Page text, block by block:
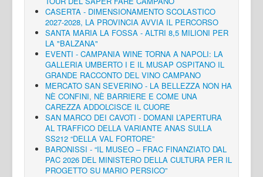
CASERTA - DIMENSIONAMENTO SCOLASTICO
2027-2028, LA PROVINCIA AVVIA IL PERCORSO
SANTA MARIA LA FOSSA - ALTRI 8,5 MILIONI PER
LA "BALZANA"
EVENTI - CAMPANIA WINE TORNA A NAPOLI: LA
GALLERIA UMBERTO I E IL MUSAP OSPITANO IL
GRANDE RACCONTO DEL VINO CAMPANO
MERCATO SAN SEVERINO - LA BELLEZZA NON HA
NÈ CONFINI, NÈ BARRIERE E COME UNA
CAREZZA ADDOLCISCE IL CUORE
SAN MARCO DEI CAVOTI - DOMANI L’APERTURA
AL TRAFFICO DELLA VARIANTE ANAS SULLA
SS212 “DELLA VAL FORTORE”
BARONISSI - “IL MUSEO – FRAC FINANZIATO DAL
PAC 2026 DEL MINISTERO DELLA CULTURA PER IL
PROGETTO SU MARIO PERSICO”